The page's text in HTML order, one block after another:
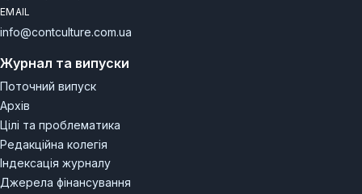
EMAIL
info@contculture.com.ua
Журнал та випуски
Поточний випуск
Архів
Цілі та проблематика
Редакційна колегія
Індексація журналу
Джерела фінансування